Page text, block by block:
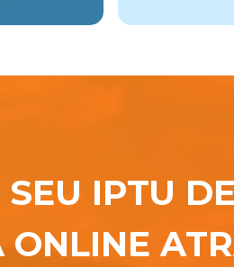
SEU IPTU DE
ONLINE